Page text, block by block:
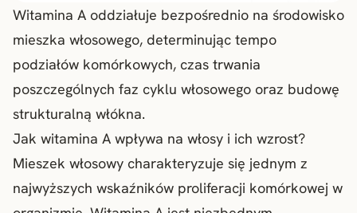
Witamina A oddziałuje bezpośrednio na środowisko
mieszka włosowego, determinując tempo
podziałów komórkowych, czas trwania
poszczególnych faz cyklu włosowego oraz budowę
strukturalną włókna.
Jak witamina A wpływa na włosy i ich wzrost?
Mieszek włosowy charakteryzuje się jednym z
najwyższych wskaźników proliferacji komórkowej w